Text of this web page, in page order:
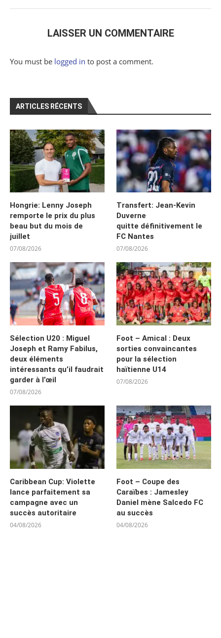
LAISSER UN COMMENTAIRE
You must be logged in to post a comment.
ARTICLES RÉCENTS
Hongrie: Lenny Joseph
remporte le prix du plus
beau but du mois de
juillet
07/08/2026
Transfert: Jean-Kevin
Duverne
quitte définitivement le
FC Nantes
07/08/2026
Sélection U20 : Miguel
Joseph et Ramy Fabilus,
deux éléments
intéressants qu’il faudrait
garder à l’œil
07/08/2026
Foot – Amical : Deux
sorties convaincantes
pour la sélection
haïtienne U14
07/08/2026
Caribbean Cup: Violette
lance parfaitement sa
campagne avec un
succès autoritaire
04/08/2026
Foot – Coupe des
Caraïbes : Jamesley
Daniel mène Salcedo FC
au succès
04/08/2026